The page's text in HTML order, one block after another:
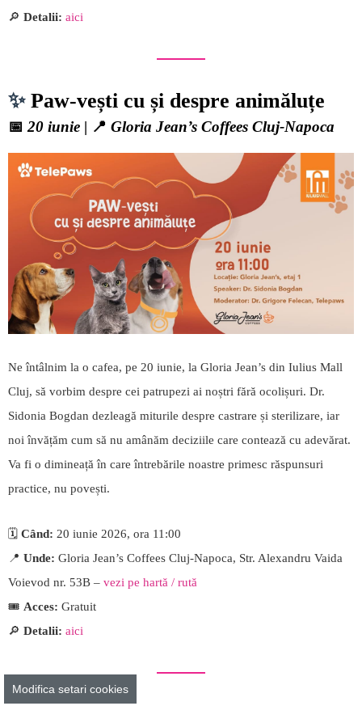
🔎 Detalii: aici
✨ Paw-vești cu și despre animăluțe
📅 20 iunie | 📍 Gloria Jean’s Coffees Cluj-Napoca
Ne întâlnim la o cafea, pe 20 iunie, la Gloria Jean’s din Iulius Mall
Cluj, să vorbim despre cei patrupezi ai noștri fără ocolișuri. Dr.
Sidonia Bogdan dezleagă miturile despre castrare și sterilizare, iar
noi învățăm cum să nu amânăm deciziile care contează cu adevărat.
Va fi o dimineață în care întrebările noastre primesc răspunsuri
practice, nu povești.
🗓️ Când: 20 iunie 2026, ora 11:00
📍 Unde: Gloria Jean’s Coffees Cluj-Napoca, Str. Alexandru Vaida
Voievod nr. 53B – vezi pe hartă / rută
🎟️ Acces: Gratuit
🔎 Detalii: aici
Modifica setari cookies